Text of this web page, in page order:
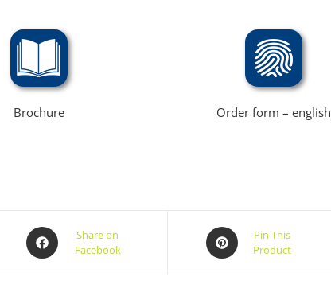
Brochure Order form – english
Share on
Facebook
Pin This
Product